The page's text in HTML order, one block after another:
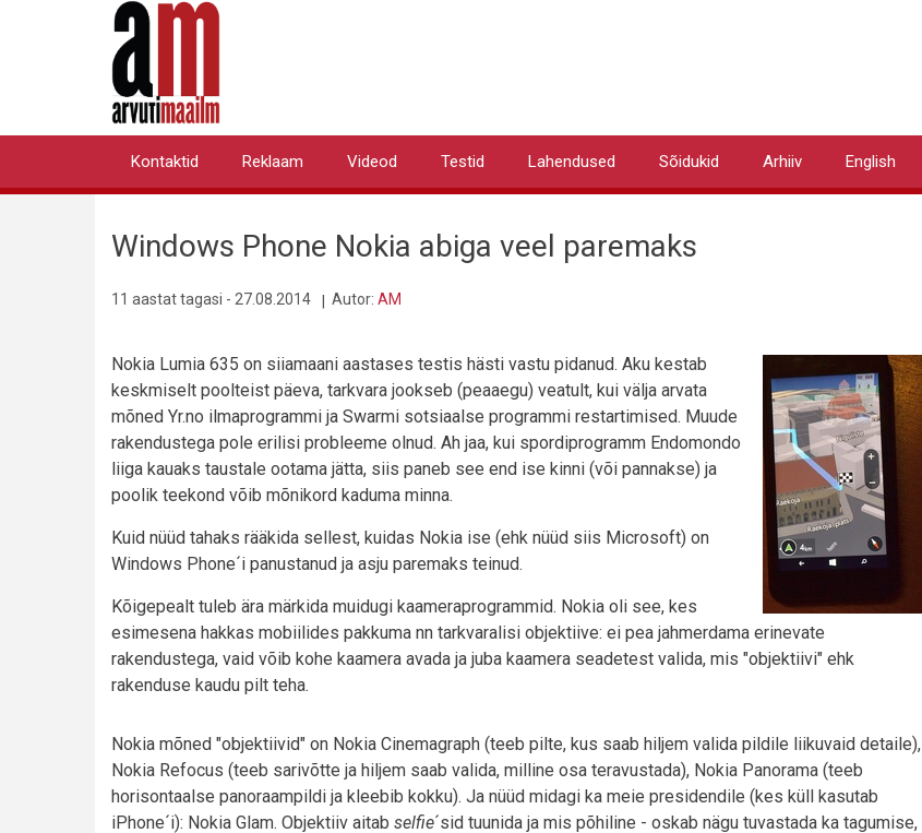
Primary
Kontaktid Reklaam Videod Testid Lahendused Sõidukid Arhiiv English
Windows Phone Nokia abiga veel paremaks
11 aastat tagasi - 27.08.2014 Autor: AM
Nokia Lumia 635 on siiamaani aastases testis hästi vastu pidanud. Aku kestab
keskmiselt poolteist päeva, tarkvara jookseb (peaaegu) veatult, kui välja arvata
mõned Yr.no ilmaprogrammi ja Swarmi sotsiaalse programmi restartimised. Muude
rakendustega pole erilisi probleeme olnud. Ah jaa, kui spordiprogramm Endomondo
liiga kauaks taustale ootama jätta, siis paneb see end ise kinni (või pannakse) ja
poolik teekond võib mõnikord kaduma minna.
Kuid nüüd tahaks rääkida sellest, kuidas Nokia ise (ehk nüüd siis Microsoft) on
Windows Phone´i panustanud ja asju paremaks teinud.
Kõigepealt tuleb ära märkida muidugi kaameraprogrammid. Nokia oli see, kes
esimesena hakkas mobiilides pakkuma nn tarkvaralisi objektiive: ei pea jahmerdama erinevate
rakendustega, vaid võib kohe kaamera avada ja juba kaamera seadetest valida, mis "objektiivi" ehk
rakenduse kaudu pilt teha.
Nokia mõned "objektiivid" on Nokia Cinemagraph (teeb pilte, kus saab hiljem valida pildile liikuvaid detaile),
Nokia Refocus (teeb sarivõtte ja hiljem saab valida, milline osa teravustada), Nokia Panorama (teeb
horisontaalse panoraampildi ja kleebib kokku). Ja nüüd midagi ka meie presidendile (kes küll kasutab
iPhone´i): Nokia Glam. Objektiiv aitab selfie´sid tuunida ja mis põhiline - oskab nägu tuvastada ka tagumise,